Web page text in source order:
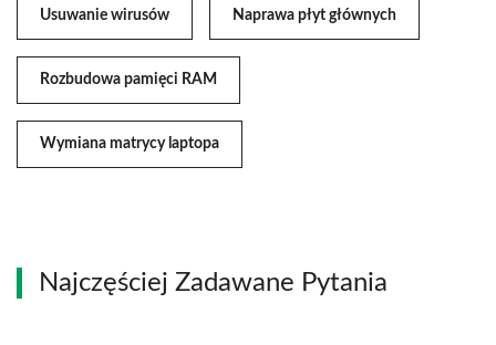
Usuwanie wirusów Naprawa płyt głównych
Rozbudowa pamięci RAM
Wymiana matrycy laptopa
Najczęściej Zadawane Pytania